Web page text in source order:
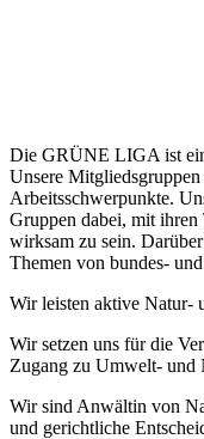
Die GRÜNE LIGA ist
Unsere Mitgliedsgruppen
Arbeitsschwerpunkte.
Gruppen dabei, mit ihren
wirksam zu sein.
Themen von bundes-
Wir leisten aktive Natur-
Wir setzen uns für die
Zugang zu Umwelt- und
Wir sind Anwältin von
und gerichtliche